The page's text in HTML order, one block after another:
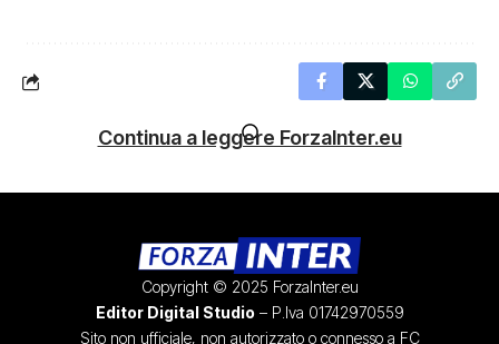
Continua a leggere ForzaInter.eu
Copyright © 2025 ForzaInter.eu
Editor Digital Studio – P.Iva 01742970559
Sito non ufficiale, non autorizzato o connesso a FC